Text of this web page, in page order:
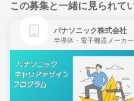
この募集と一緒に見られて
パナソニック株式会社
半導体・電子機器メーカー